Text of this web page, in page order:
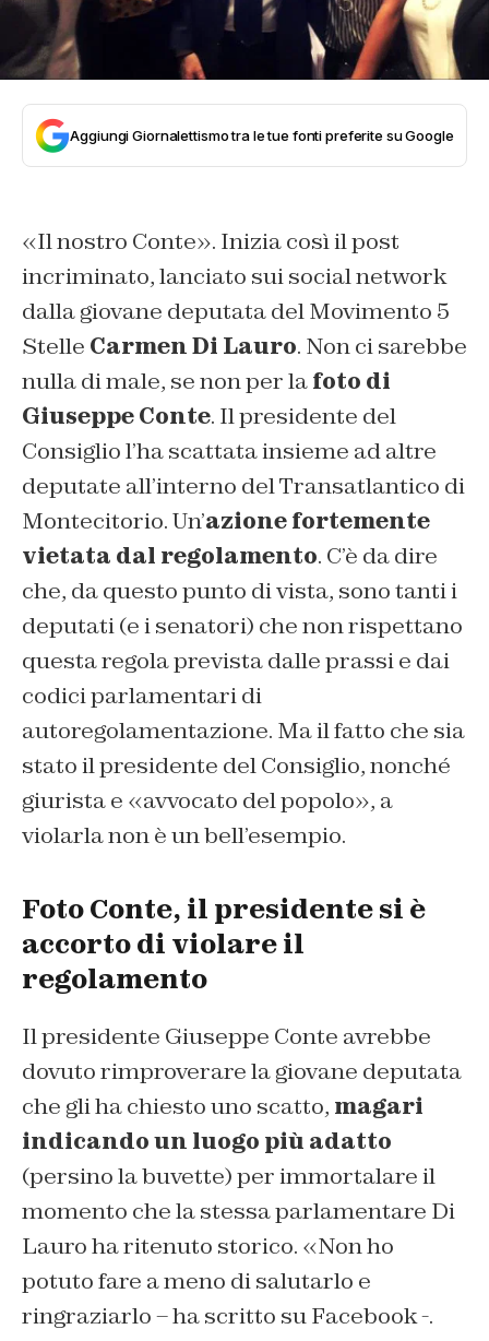
Aggiungi Giornalettismo tra le tue fonti preferite su Google
«Il nostro Conte». Inizia così il post
incriminato, lanciato sui social network
dalla giovane deputata del Movimento 5
Stelle Carmen Di Lauro. Non ci sarebbe
nulla di male, se non per lafoto di
Giuseppe Conte. Il presidente del
Consiglio l’ha scattata insieme ad altre
deputate all’interno del Transatlantico di
Montecitorio. Un’azione fortemente
vietata dal regolamento. C’è da dire
che, da questo punto di vista, sono tanti i
deputati (e i senatori) che non rispettano
questa regola prevista dalle prassi e dai
codici parlamentari di
autoregolamentazione. Ma il fatto che sia
stato il presidente del Consiglio, nonché
giurista e «avvocato del popolo», a
violarla non è un bell’esempio.
Foto Conte, il presidente si è
accorto di violare il
regolamento
Il presidente Giuseppe Conte avrebbe
dovuto rimproverare la giovane deputata
che gli ha chiesto uno scatto, magari
indicando un luogo più adatto
(persino la buvette) per immortalare il
momento che la stessa parlamentare Di
Lauro ha ritenuto storico. «Non ho
potuto fare a meno di salutarlo e
ringraziarlo – ha scritto su Facebook -.